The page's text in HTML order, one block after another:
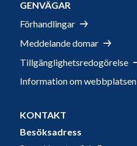
GENVÄGAR
Förhandlingar
Meddelande domar
Tillgänglighetsredogörelse
Information om webbplatsen
KONTAKT
Besöksadress